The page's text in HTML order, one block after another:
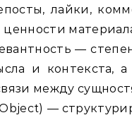
лайки,
—
и контекста,
между
—